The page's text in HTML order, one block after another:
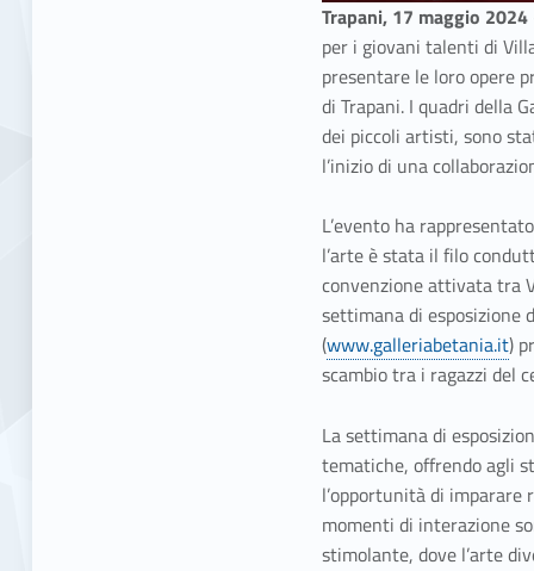
Trapani, 17 maggio 2024
per i giovani talenti di
presentare le loro opere
di Trapani. I quadri della
dei piccoli artisti, sono
l’inizio di una
L’evento ha
l’arte è stata il filo
convenzione attivata tra
settimana di esposizione
(www.galleriabetania.it)
scambio tra i ragazzi del
La settimana di
tematiche, offrendo agli
l’opportunità di imparare
momenti di interazione
stimolante, dove l’arte